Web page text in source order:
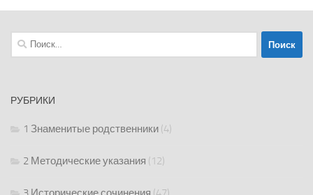
Найти:
РУБРИКИ
1 Знаменитые родственники (4)
2 Методические указания (12)